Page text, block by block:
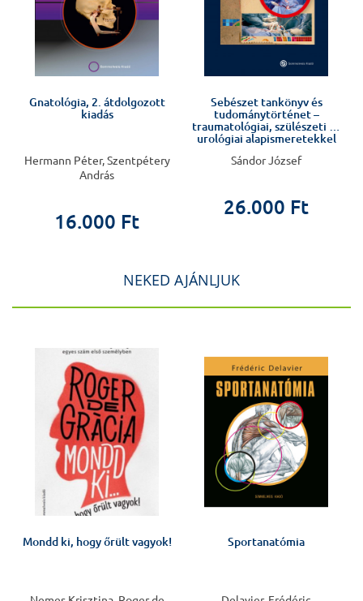
Gnatológia, 2. átdolgozott
kiadás
Hermann Péter, Szentpétery
András
16.000 Ft
Sebészet tankönyv és
tudománytörténet –
traumatológiai, szülészeti és
urológiai alapismeretekkel
Sándor József
26.000 Ft
NEKED AJÁNLJUK
Mondd ki, hogy őrült vagyok! Sportanatómia